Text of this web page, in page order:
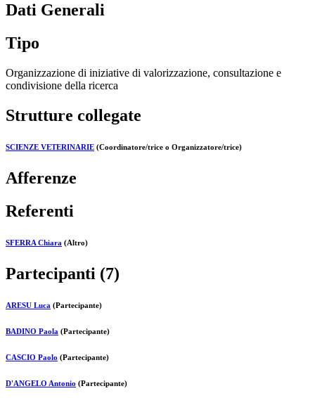
Dati Generali
Tipo
Organizzazione di iniziative di valorizzazione, consultazione e
condivisione della ricerca
Strutture collegate
SCIENZE VETERINARIE (Coordinatore/trice o Organizzatore/trice)
Afferenze
Referenti
SFERRA Chiara (Altro)
Partecipanti (7)
ARESU Luca (Partecipante)
BADINO Paola (Partecipante)
CASCIO Paolo (Partecipante)
D'ANGELO Antonio (Partecipante)